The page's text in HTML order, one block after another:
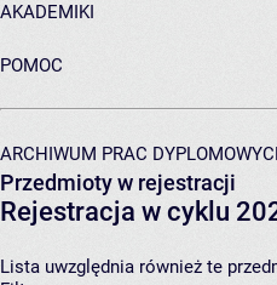
AKADEMIKI
POMOC
ARCHIWUM PRAC
Przedmioty w rejestracji
Rejestracja w cyklu
Lista uwzględnia również te